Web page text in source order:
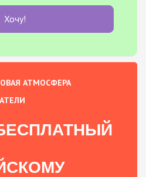
Хочу!
АТМОСФЕРА